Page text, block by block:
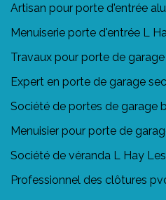
Artisan pour porte d'entrée
Menuiserie porte d'entrée L
Travaux pour porte de
Expert en porte de garage
Société de portes de garage
Menuisier pour porte de
Société de véranda L Hay
Professionnel des clôtures